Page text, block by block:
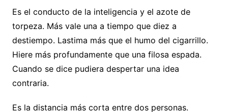
Es el conducto de la inteligencia y el azote de
torpeza. Más vale una a tiempo que diez a
destiempo. Lastima más que el humo del cigarrillo.
Hiere más profundamente que una filosa espada.
Cuando se dice pudiera despertar una idea
contraria.
Es la distancia más corta entre dos personas.